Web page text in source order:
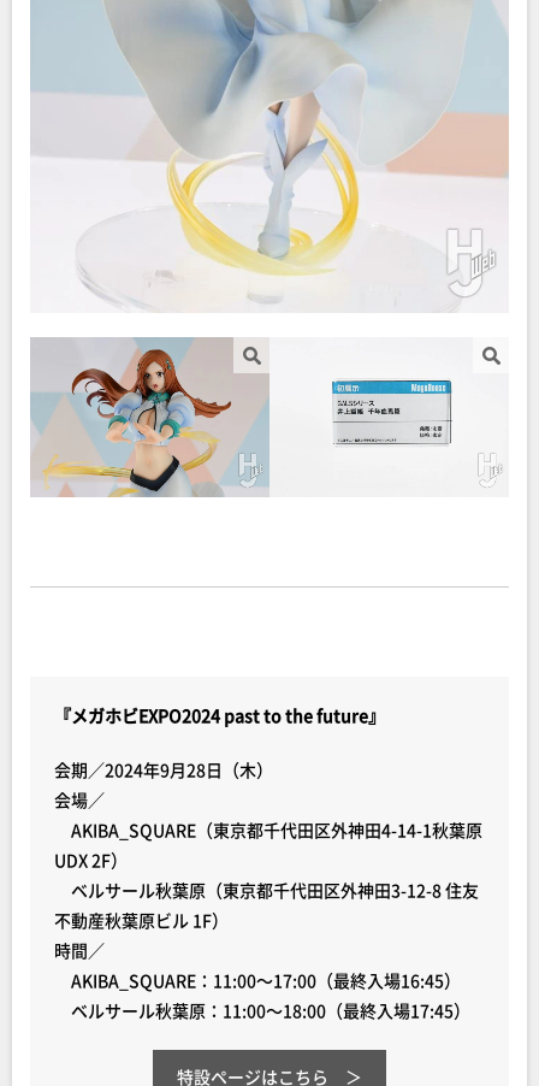
『メガホビEXPO2024 past to the future』
会期／2024年9月28日（木）
会場／
AKIBA_SQUARE（東京都千代田区外神田4-14-1秋葉原
UDX 2F）
ベルサール秋葉原（東京都千代田区外神田3-12-8 住友
不動産秋葉原ビル 1F）
時間／
AKIBA_SQUARE：11:00～17:00（最終入場16:45）
ベルサール秋葉原：11:00～18:00（最終入場17:45）
特設ページはこちら